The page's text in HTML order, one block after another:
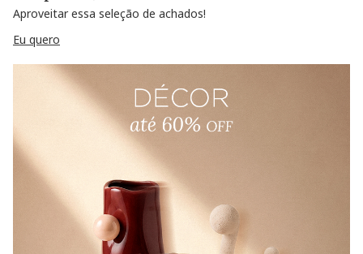
Aproveitar essa seleção de achados!
Eu quero